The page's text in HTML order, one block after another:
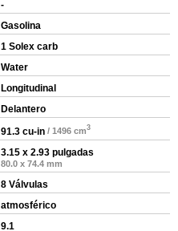
-
Gasolina
1 Solex carb
Water
Longitudinal
Delantero
91.3 cu-in / 1496 cm3
3.15 x 2.93 pulgadas
80.0 x 74.4 mm
8 Válvulas
atmosférico
9.1